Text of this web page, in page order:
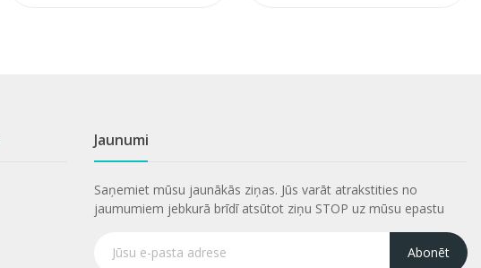
Jaunumi
Saņemiet mūsu jaunākās ziņas. Jūs varāt atrakstities no
jaumumiem jebkurā brīdī atsūtot ziņu STOP uz mūsu epastu
Abonēt